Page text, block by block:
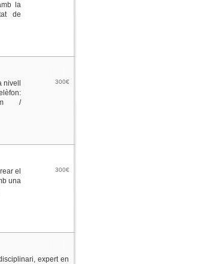
la
de
/
300€
el
una
300€
expert en